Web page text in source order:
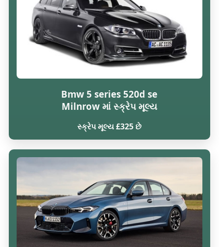
Bmw 5 series 520d se
Milnrow માં સ્ક્રેપ મૂલ્ય
સ્ક્રેપ મૂલ્ય £325 છે